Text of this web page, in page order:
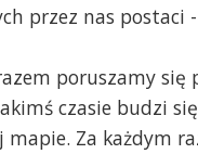
przez nas postaci
poruszamy się
czasie budzi
mapie. Za każdym